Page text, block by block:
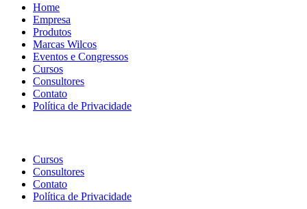
Home
Empresa
Produtos
Marcas Wilcos
Eventos e Congressos
Cursos
Consultores
Contato
Política de Privacidade
Cursos
Consultores
Contato
Política de Privacidade